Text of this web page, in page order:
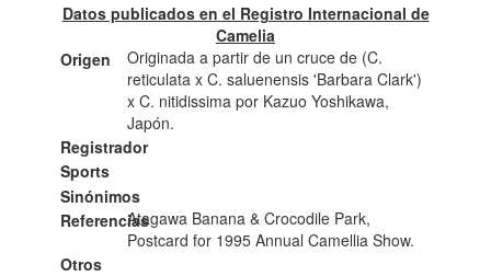
Datos publicados en el Registro Internacional de
Camelia
Origen
Originada a partir de un cruce de (C.
reticulata x C. saluenensis 'Barbara Clark')
x C. nitidissima por Kazuo Yoshikawa,
Japón.
Registrador
Sports
Sinónimos
ReferenciasAtagawa Banana & Crocodile Park,
Postcard for 1995 Annual Camellia Show.
Otros